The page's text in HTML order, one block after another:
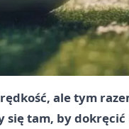
ale tym
się tam, by